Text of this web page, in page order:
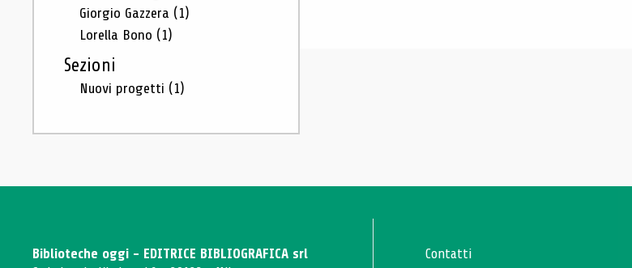
Giorgio Gazzera (1)
Lorella Bono (1)
Sezioni
Nuovi progetti (1)
Biblioteche oggi - EDITRICE BIBLIOGRAFICA srl
Contatti